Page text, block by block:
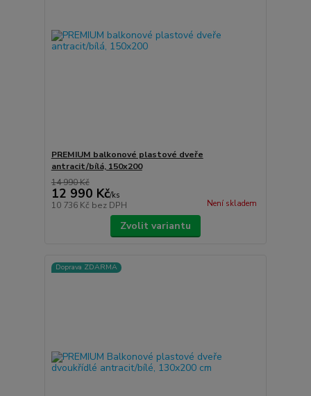
PREMIUM balkonové plastové dveře
antracit/bílá, 150x200
14 990 Kč
12 990 Kč/ks
10 736 Kč bez DPH Není skladem
Zvolit variantu
Doprava ZDARMA